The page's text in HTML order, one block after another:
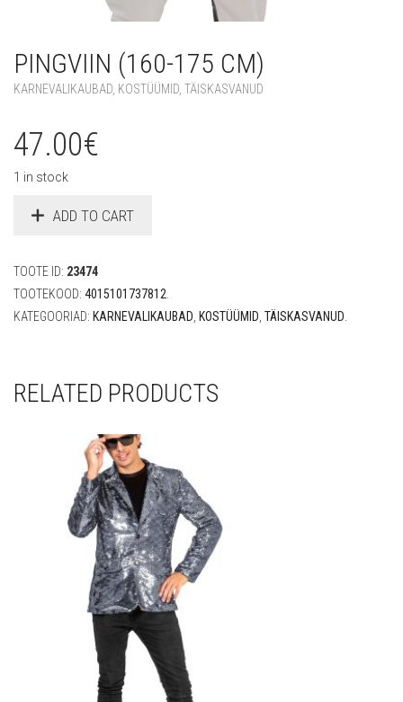
PINGVIIN (160-175 CM)
KARNEVALIKAUBAD KOSTÜÜMID TÄISKASVANUD
47.00€
1 in stock
ADD TO CART
TOOTE ID: 23474
TOOTEKOOD: 4015101737812
KATEGOORIAD: KARNEVALIKAUBAD KOSTÜÜMID TÄISKASVANUD
RELATED PRODUCTS